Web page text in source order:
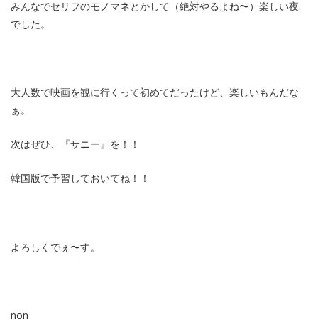
みんなでセリフのモノマネとかして（絶対やるよね〜）楽しい夜
でした。
大人数で映画を観に行くって初めてだったけど、楽しいもんだな
ぁ。
次はぜひ、『サニー』を！！
韓国版で予習しておいてね！！
よろしくでぇ〜す。
non